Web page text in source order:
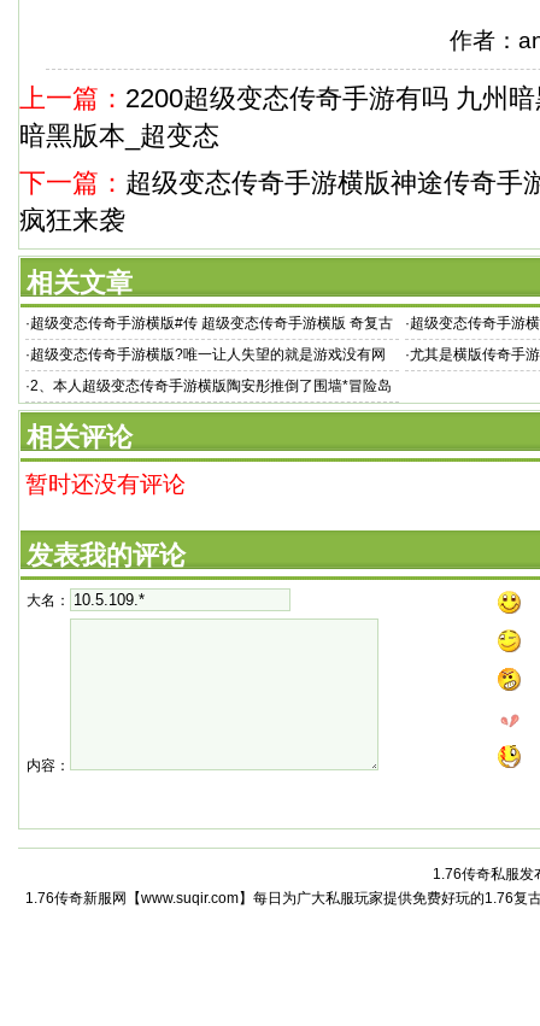
作者：
上一篇： 2200超级变态传奇手游有吗 九州
暗黑版本_超变态
下一篇： 超级变态传奇手游横版神途传奇手
疯狂来袭
相关文章
·超级变态传奇手游横版#传 超级变态传奇手游横版 奇复古
手游网【
·超级变态传奇手游
疯狂来袭
·超级变态传奇手游横版?唯一让人失望的就是游戏没有网
络模式
·尤其是横版传奇手
·2、本人超级变态传奇手游横版陶安彤推倒了围墙*冒险岛
相关评论
暂时还没有评论
发表我的评论
大名：
内容：
1.76传奇私服发
1.76传奇新服网【www.suqir.com】每日为广大私服玩家提供免费好玩的1.76